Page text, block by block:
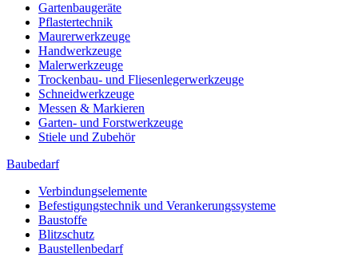
Gartenbaugeräte
Pflastertechnik
Maurerwerkzeuge
Handwerkzeuge
Malerwerkzeuge
Trockenbau- und Fliesenlegerwerkzeuge
Schneidwerkzeuge
Messen & Markieren
Garten- und Forstwerkzeuge
Stiele und Zubehör
Baubedarf
Verbindungselemente
Befestigungstechnik und Verankerungssysteme
Baustoffe
Blitzschutz
Baustellenbedarf